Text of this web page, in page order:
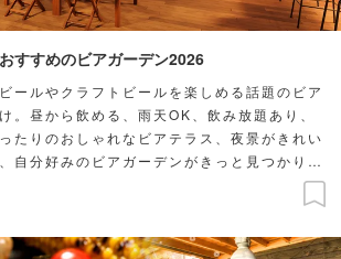
すすめのビアガーデン2026
ールやクラフトビールを楽しめる話題のビア
。昼から飲める、雨天OK、飲み放題あり、
たりのおしゃれなビアテラス、夜景がきれい
自分好みのビアガーデンがきっと見つかりま